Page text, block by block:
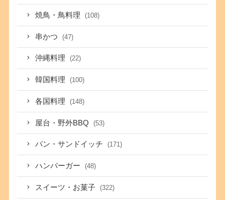
焼鳥・鳥料理 (108)
串かつ (47)
沖縄料理 (22)
韓国料理 (100)
各国料理 (148)
屋台・野外BBQ (53)
パン・サンドイッチ (171)
ハンバーガー (48)
スイーツ・お菓子 (322)